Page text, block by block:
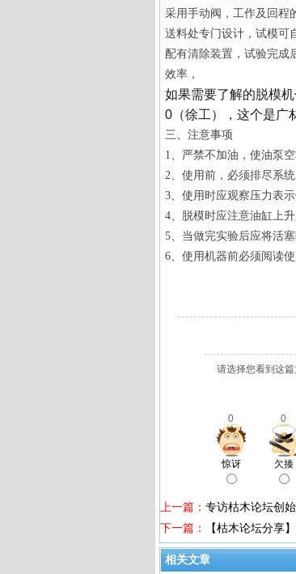
采用手动阀， 工作及回程
送料处专门设计，试模可
配有清除装置，试验完成
效率，
如果需要了解的脱模机
0（徐工）
， 这个是广
三、注意事项
1、严禁不加油，使油泵空
2、使用前，必须排尽系
3、使用时应观察压力表
4、脱模时应注意油缸上
5、当做完实验后应将活
6、使用机器前必须阅读使
请选择您看到这
0 0
惊讶 欠揍
上一篇： 专访枯木论坛创
下一篇：
【枯木论坛分享
相关文章